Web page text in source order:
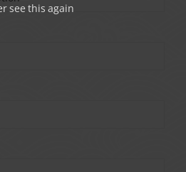
see this again